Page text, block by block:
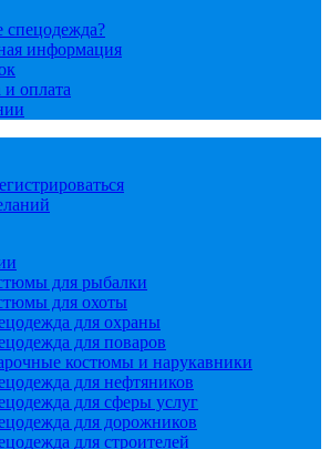
спецодежда?
информация
и оплата
для рыбалки
для охоты
для охраны
для поваров
костюмы и нарукавники
для нефтяников
для сферы услуг
для дорожников
для строителей